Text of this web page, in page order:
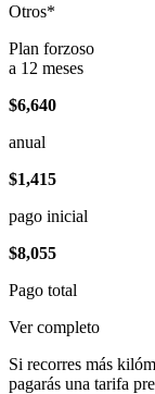
Otros*
Plan forzoso
a 12 meses
$6,640
anual
$1,415
pago inicial
$8,055
Pago total
Ver completo
Si recorres más
pagarás una tarifa